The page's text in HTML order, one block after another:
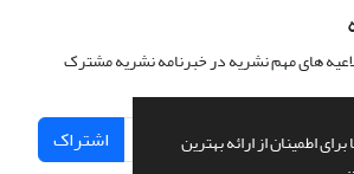
اطمینان از ارائه بهترین
های مهم نشریه در خبرنامه نشریه مشترک
اشتراک